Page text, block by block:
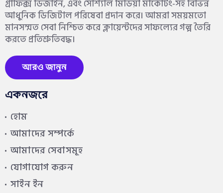
গ্রাফিক্স ডিজাইন, এবং সোশ্যাল মিডিয়া মার্কেটিং-সহ বিভিন্ন
আধুনিক ডিজিটাল পরিষেবা প্রদান করে। আমরা সময়মতো
মানসম্মত সেবা নিশ্চিত করে ক্লায়েন্টদের সাফল্যের গল্প তৈরি
করতে প্রতিশ্রুতিবদ্ধ।
আরও জানুন
একনজরে
হোম
আমাদের সম্পর্কে
আমাদের সেবাসমূহ
যোগাযোগ করুন
সাইন ইন